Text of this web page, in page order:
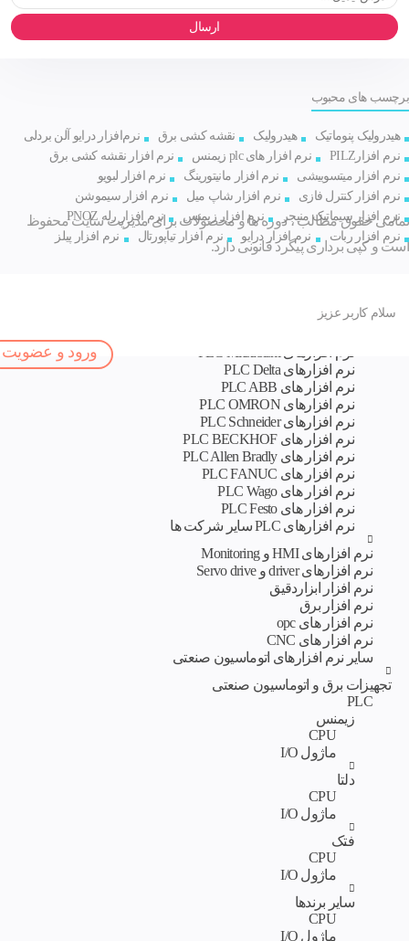
ارسال
برچسب های محبوب
هیدرولیک پنوماتیک هیدرولیک نقشه کشی برق
نرم‌افزار درایو آلن بردلی
نرم افزارPILZ
نرم افزار های plc زیمنس
نرم افزار نقشه کشی برق
نرم افزار میتسوبیشی
نرم افزار مانیتورینگ
نرم افزار لبویو
نرم افزار کنترل فازی
نرم افزار شاپ میل
نرم افزار سیموشن
نرم افزار سیماتیک منیجر
نرم افزار زیمنس
نرم افزار رله PNOZ
نرم افزار ربات
نرم افزار درایو نرم افزار تیاپورتال نرم افزار پیلز
تمامی حقوق مطالب ، دوره ها و محصولات برای مدیریت سایت محفوظ
است و کپی برداری پیگرد قانونی دارد.
سلام کاربر عزیز
ورود و عضویت
نرم افزارهای PLC
نرم‌ افزارهای PLC Delta
نرم افزار های PLC ABB
نرم افزارهای PLC OMRON
نرم افزارهای PLC Schneider
نرم افزار های PLC BECKHOF
نرم افزار های PLC Allen Bradly
نرم افزار های PLC FANUC
نرم افزار های PLC Wago
نرم افزار های PLC Festo
نرم افزارهای PLC سایر شرکت ها
نرم افزارهای HMI و Monitoring
نرم افزارهای driver و Servo drive
نرم افزار ابزاردقیق
نرم افزار برق
نرم افزار های opc
نرم افزار های CNC
سایر نرم افزارهای اتوماسیون صنعتی
تجهیزات برق و اتوماسیون صنعتی
PLC
زیمنس
CPU
ماژول I/O
دلتا
CPU
ماژول I/O
فتک
CPU
ماژول I/O
سایر برندها
CPU
ماژول I/O